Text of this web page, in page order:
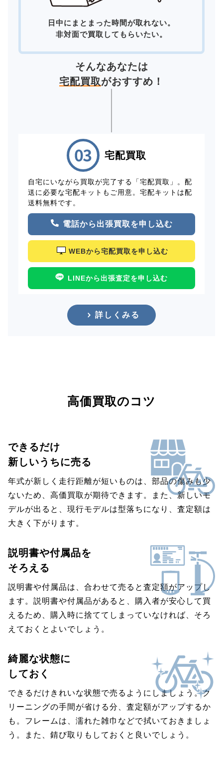
日中にまとまった時間が取れない。
非対面で買取してもらいたい。
そんなあなたは
宅配買取がおすすめ！
宅配買取
自宅にいながら買取が完了する「宅配買取」。配
送に必要な宅配キットもご用意。宅配キットは配
送料無料です。
電話から出張買取を申し込む
WEBから宅配買取を申し込む
LINEから出張査定を申し込む
詳しくみる
高価買取のコツ
できるだけ
新しいうちに売る
年式が新しく走行距離が短いものは、部品の傷みも少
ないため、高価買取が期待できます。また、新しいモ
デルが出ると、現行モデルは型落ちになり、査定額は
大きく下がります。
説明書や付属品を
そろえる
説明書や付属品は、合わせて売ると査定額がアップし
ます。説明書や付属品があると、購入者が安心して買
えるため、購入時に捨ててしまっていなければ、そろ
えておくとよいでしょう。
綺麗な状態に
しておく
できるだけきれいな状態で売るようにしましょう。ク
リーニングの手間が省ける分、査定額がアップするか
も。フレームは、濡れた雑巾などで拭いておきましょ
う。また、錆び取りもしておくと良いでしょう。